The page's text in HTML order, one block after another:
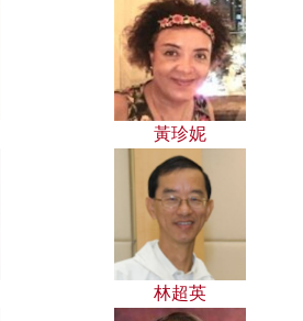
黃珍妮
林超英